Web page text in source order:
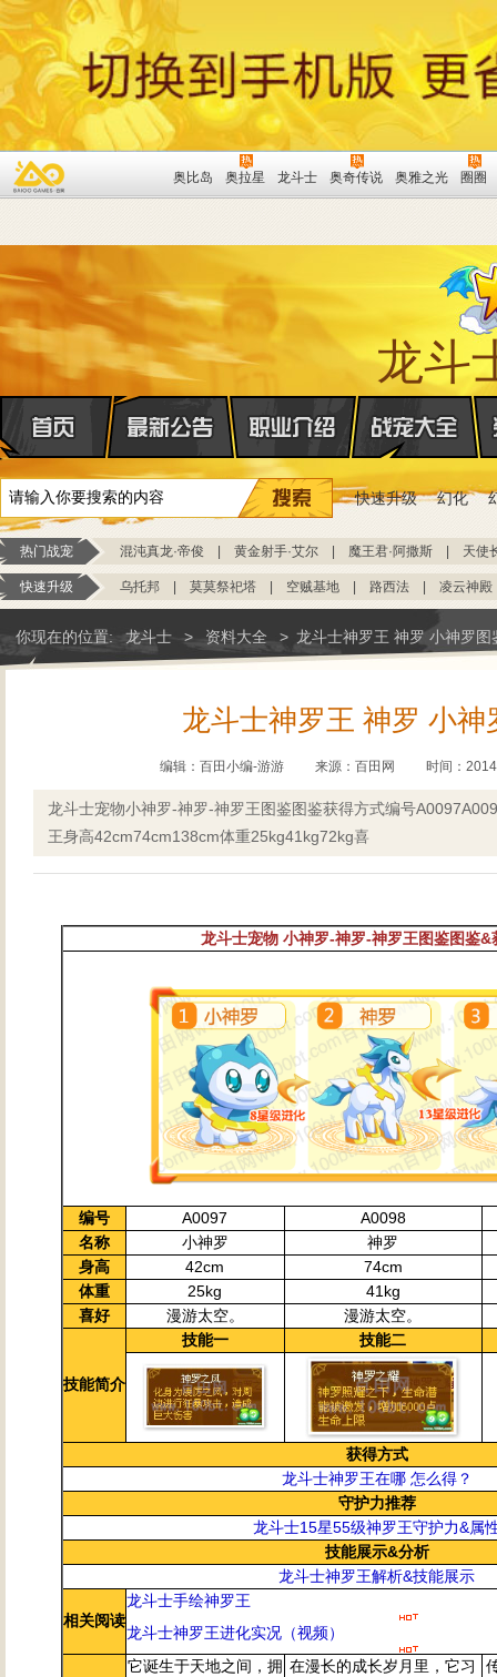
奥比岛 奥拉星 龙斗士 奥奇传说 奥雅之光 圈圈
龙斗
快速升级 幻化
热门战宠 混沌真龙·帝俊 黄金射手·艾尔 魔王君·阿撒斯 天使
快速升级 乌托邦 莫莫祭祀塔 空贼基地 路西法 凌云神殿
你现在的位置: 龙斗士 > 资料大全 > 龙斗士神罗王 神罗 小神罗图
龙斗士神罗王 神罗 小神
编辑：百田小编-游游 来源： 百田网 时间：
龙斗士宠物小神罗-神罗-神罗王图鉴图鉴获得方式编号
王身高42cm74cm138cm体重25kg41kg72kg喜
龙斗士宠物 小神罗-神罗-神罗王图鉴图鉴&
编号 A0097
A0098
名称
小神罗
神罗
身高
42cm
74cm
体重
25kg
41kg
喜好
漫游太空。 漫游太空。
技能简介
技能一 技能二
获得方式
龙斗士神罗王在哪 怎么得？
守护力推荐
龙斗士15星55级神罗王守护力&属
技能展示&分析
龙斗士神罗王解析&技能展示
相关阅读
龙斗士手绘神罗王
龙斗士神罗王进化实况（视频）
它诞生于天地之间，拥 在漫长的成长岁月里，它习